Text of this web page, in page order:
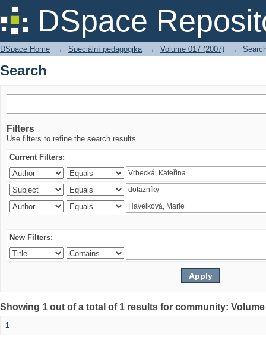
DSpace
Search
DSpace Home → Speciální pedagogika → Volume 017 (2007) →
Search
Filters
Use filters to refine the search results.
Current Filters:
New Filters:
Showing 1 out of a total of 1 results for community:
1